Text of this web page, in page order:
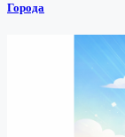
Города